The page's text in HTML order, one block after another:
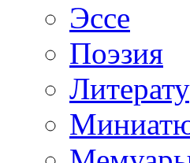
Эссе
Поэзия